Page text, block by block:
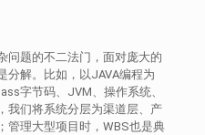
问题的不二法门，面对庞大的
分解。比如，以JAVA编程为
字节码、JVM、操作系统、
我们将系统分层为渠道层、产
管理大型项目时，WBS也是典